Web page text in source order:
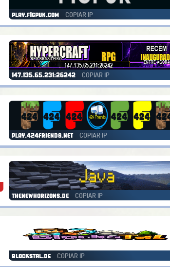
play.f1gpuk.com COPIAR IP
147.135.65.231:26242 COPIAR IP
play.424friends.net COPIAR IP
thenewhorizons.de COPIAR IP
blockstal.de COPIAR IP